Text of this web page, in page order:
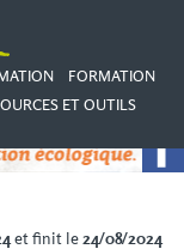
FORMATION
ET OUTILS
et finit le24/08/2024